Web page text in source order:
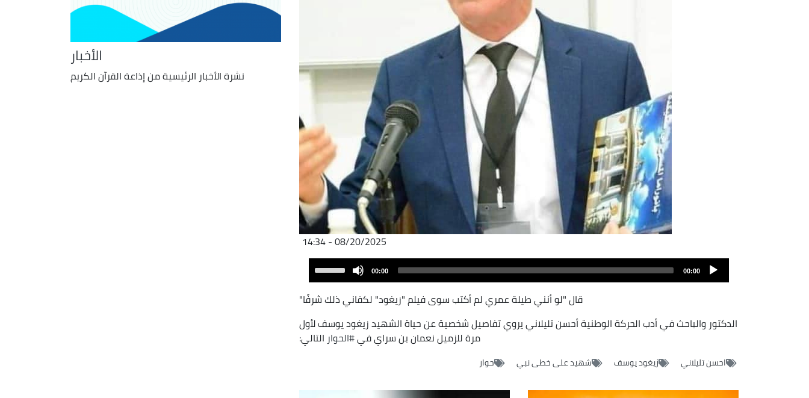
08/20/2025 - 14:34
Audio
Player
00:00
00:00
Arrow
keys
to
increase
قال "لو أنني طيلة عمري لم أكتب سوى فيلم "زيغود" لكفاني ذلك شرفًا"
الدكتور والباحث في أدب الحركة الوطنية أحسن تليلاني يروي تفاصيل شخصية عن حياة الشهيد زيغود يوسف لأول
مرة للزميل نعمان بن سراي في#الحوار التالي:
احسن تليلاني زيغود يوسف شهيد على خطى نبي حوار
الأخبار
نشرة الأخبار الرئيسية من إذاعة القرآن الكريم